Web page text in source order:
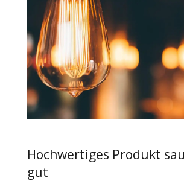
Hochwertiges Produkt
gut